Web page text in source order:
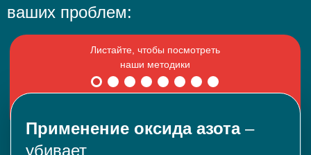
ваших проблем:
Применение оксида азота–
убивает